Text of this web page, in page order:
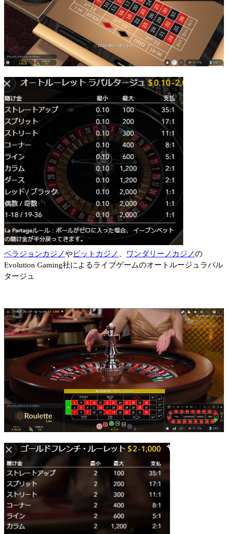
ベラジョンカジノやビットカジノ ワンダリーノカジノの
Evolution Gaming社によるライブゲームのオートルージュラパル
タージュ